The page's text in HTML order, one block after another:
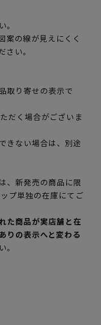
案の線が見えにくく
い。
取り寄せの表示で
だく場合がございま
きない場合は、別途
、新発売の商品に限
プ単独の在庫にてご
た商品が実店舗と在
りの表示へと変わる
。